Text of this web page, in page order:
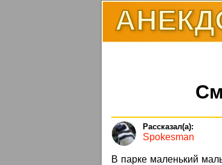
Spokesman
В парке маленький